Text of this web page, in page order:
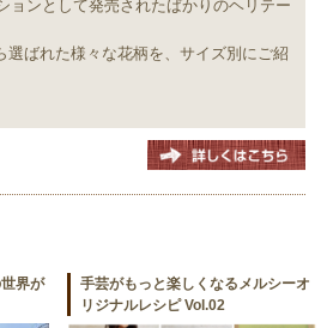
ョンとして発売されたばかりのヘリテー
選ばれた様々な花柄を、サイズ別にご紹
界が
手芸がもっと楽しくなるメルシーオ
リジナルレシピ Vol.02